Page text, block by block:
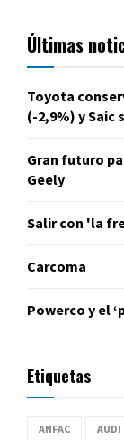
Últimas
Toyota
(-2,9%) y Saic
Gran futuro
Geely
Salir con 'la
Carcoma
Powerco y el
Etiquetas
ANFAC AUDI